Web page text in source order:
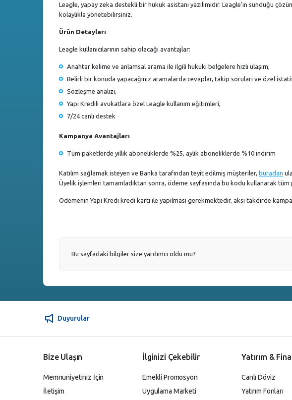
Leagle, yapay zeka destekli bir hukuk asistanı yazılımıdır. Leagle’ın sunduğu
kolaylıkla yönetebilirsiniz.
Ürün Detayları
Leagle kullanıcılarının sahip olacağı avantajlar:
Anahtar kelime ve anlamsal arama ile ilgili hukuki belgelere hızlı ulaşım,
Belirli bir konuda yapacağınız aramalarda cevaplar, takip soruları ve özel
Sözleşme analizi,
Yapı Kredili avukatlara özel Leagle kullanım eğitimleri,
7/24 canlı destek
Kampanya Avantajları
Tüm paketlerde yıllık aboneliklerde %25, aylık aboneliklerde %10 indirim
Katılım sağlamak isteyen ve Banka tarafından teyit edilmiş müşteriler, buradan
Üyelik işlemleri tamamladıktan sonra, ödeme sayfasında bu kodu kullanarak
Ödemenin Yapı Kredi kredi kartı ile yapılması gerekmektedir, aksi takdirde
Bu sayfadaki bilgiler size yardımcı oldu mu?
Duyurular
Bize Ulaşın
Memnuniyetiniz İçin
İletişim
İlginizi Çekebilir
Emekli Promosyon
Uygulama Marketi
Yatırım &
Canlı Döviz
Yatırım Fonları